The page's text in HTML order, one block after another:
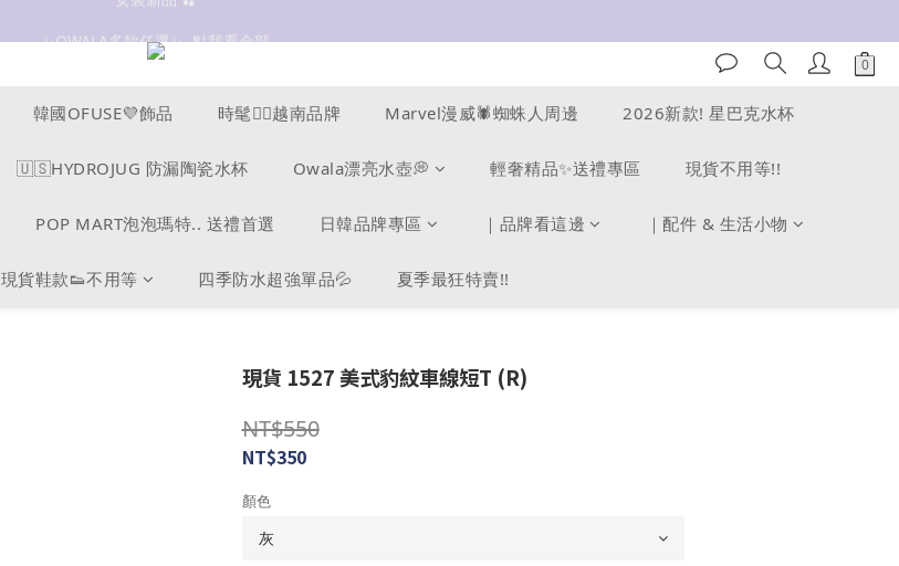
韓國OFUSE💜飾品 時髦❤️‍🔥越南品牌 Marvel漫威🕷️蜘蛛人周邊 2026新款! 星巴克水杯
🇺🇸HYDROJUG 防漏陶瓷水杯 Owala漂亮水壺💭 輕奢精品✨送禮專區 現貨不用等!!
POP MART泡泡瑪特.. 送禮首選 日韓品牌專區 ｜品牌看這邊 ｜配件 & 生活小物
現貨鞋款👟不用等 四季防水超強單品💦 夏季最狂特賣!!
現貨 1527 美式豹紋車線短T (R)
NT$550
NT$350
顏色